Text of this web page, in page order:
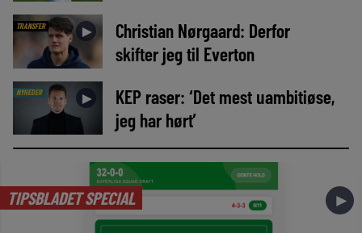
TRANSFER ►
Christian Nørgaard: Derfor
skifter jeg til Everton
NYHEDER ►
KEP raser: ‘Det mest uambitiøse,
jeg har hørt’
TIPSBLADET SPECIAL ►